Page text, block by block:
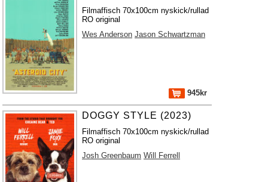
Filmaffisch 70x100cm nyskick/rullad
RO original
Wes Anderson Jason Schwartzman
945kr
DOGGY STYLE (2023)
Filmaffisch 70x100cm nyskick/rullad
RO original
Josh Greenbaum Will Ferrell